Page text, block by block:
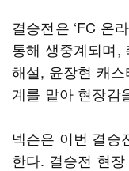
결승전은 ‘FC 온
통해 생중계되며,
해설, 윤장현 캐
계를 맡아 현장감
넥슨은 이번 결승
한다. 결승전 현